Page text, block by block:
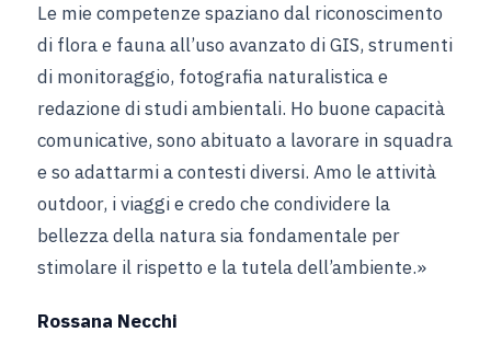
Le mie competenze spaziano dal riconoscimento
di flora e fauna all’uso avanzato di GIS, strumenti
di monitoraggio, fotografia naturalistica e
redazione di studi ambientali. Ho buone capacità
comunicative, sono abituato a lavorare in squadra
e so adattarmi a contesti diversi. Amo le attività
outdoor, i viaggi e credo che condividere la
bellezza della natura sia fondamentale per
stimolare il rispetto e la tutela dell’ambiente.»
Rossana Necchi